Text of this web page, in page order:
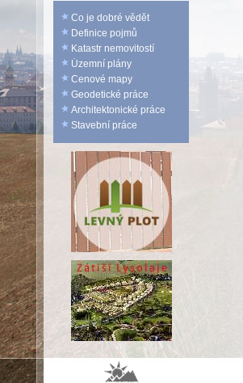
Co je dobré vědět
Definice pojmů
Katastr nemovitostí
Územní plány
Cenové mapy
Geodetické práce
Architektonické práce
Stavební práce